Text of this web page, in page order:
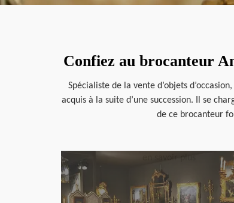
Confiez au brocanteur
Spécialiste de la vente d’objets
acquis à la suite d’une succession. Il se
de ce brocanteur